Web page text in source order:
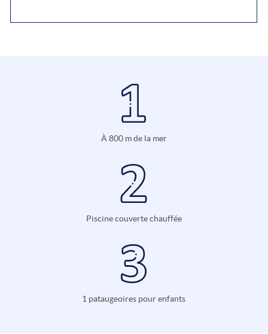
À 800 m de la mer
Piscine couverte chauffée
1 pataugeoires pour enfants